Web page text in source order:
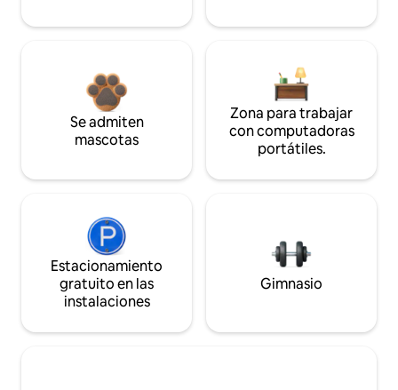
Se admiten
mascotas
Zona para trabajar
con computadoras
portátiles.
Estacionamiento
gratuito en las
instalaciones
Gimnasio